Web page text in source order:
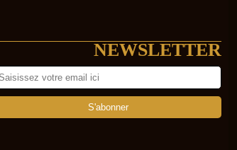
NEWSLETTER